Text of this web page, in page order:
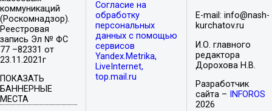
коммуникаций
(Роскомнадзор).
Реестровая
запись Эл № ФС
77 –82331 от
23.11.2021г
ПОКАЗАТЬ
БАННЕРНЫЕ
МЕСТА
Согласие на
обработку
персональных
данных с помощью
сервисов
Yandex.Metrika,
LiveInternet,
top.mail.ru
E-mail: info@nash-
kurchatov.ru
И.О. главного
редактора
Дорохова Н.В.
Разработчик
сайта –
INFOROS
2026